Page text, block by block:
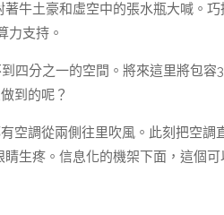
牛土豪和虛空中的張水瓶大喊。巧
力支持。
四分之一的空間。將來這里將包容
到的呢？
空調從兩側往里吹風。此刻把空調
生疼。信息化的機架下面，這個可